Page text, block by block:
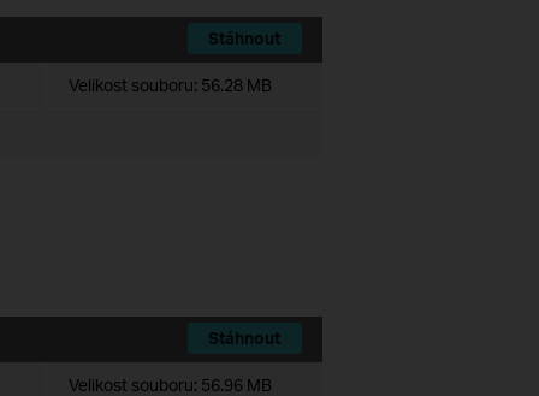
Stáhnout
Velikost souboru: 56.28 MB
Stáhnout
Velikost souboru: 56.96 MB